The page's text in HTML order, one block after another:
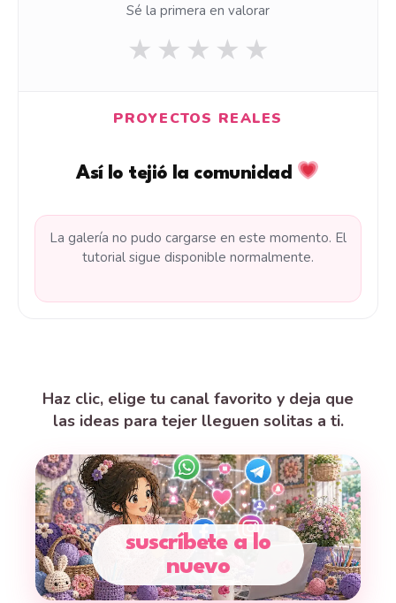
Sé la primera en valorar
★ ★ ★ ★ ★
PROYECTOS REALES
Así lo tejió la comunidad
La galería no pudo cargarse en este momento. El
tutorial sigue disponible normalmente.
Haz clic, elige tu canal favorito y deja que
las ideas para tejer lleguen solitas a ti.
suscríbete a lo
nuevo